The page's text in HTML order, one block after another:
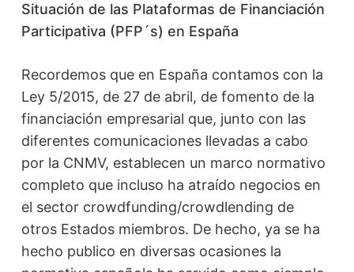
Situación de las Plataformas de Financiación
Participativa (PFP´s) en España
Recordemos que en España contamos con la
Ley 5/2015, de 27 de abril, de fomento de la
financiación empresarial que, junto con las
diferentes comunicaciones llevadas a cabo
por la CNMV, establecen un marco normativo
completo que incluso ha atraído negocios en
el sector crowdfunding/crowdlending de
otros Estados miembros. De hecho, ya se ha
hecho publico en diversas ocasiones la